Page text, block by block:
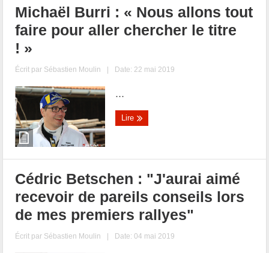
Michaël Burri : « Nous allons tout
faire pour aller chercher le titre
! »
Écrit par Sébastien Moulin | Date: 22 mai 2019
...
Lire
Cédric Betschen : "J'aurai aimé
recevoir de pareils conseils lors
de mes premiers rallyes"
Écrit par Sébastien Moulin | Date: 04 mai 2019